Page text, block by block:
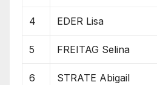
4 EDER Lisa
5 FREITAG Selina
6 STRATE Abigail